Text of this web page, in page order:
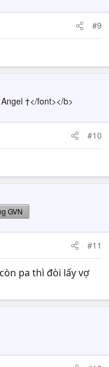
#9
†</font></b>
#10
GVN
#11
pa thì đòi lấy vợ